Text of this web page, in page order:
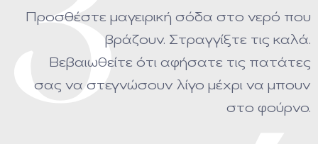
Προσθέστε μαγειρική σόδα στο νερό που
βράζουν. Στραγγίξτε τις καλά.
Βεβαιωθείτε ότι αφήσατε τις πατάτες
σας να στεγνώσουν λίγο μέχρι να μπουν
στο φούρνο.